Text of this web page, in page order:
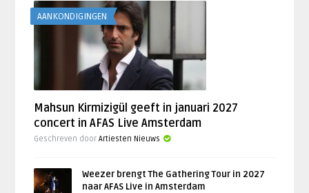
AANKONDIGINGEN
Mahsun Kirmizigül geeft in januari 2027
concert in AFAS Live Amsterdam
Geschreven doorArtiesten Nieuws
Weezer brengt The Gathering Tour in 2027
naar AFAS Live in Amsterdam